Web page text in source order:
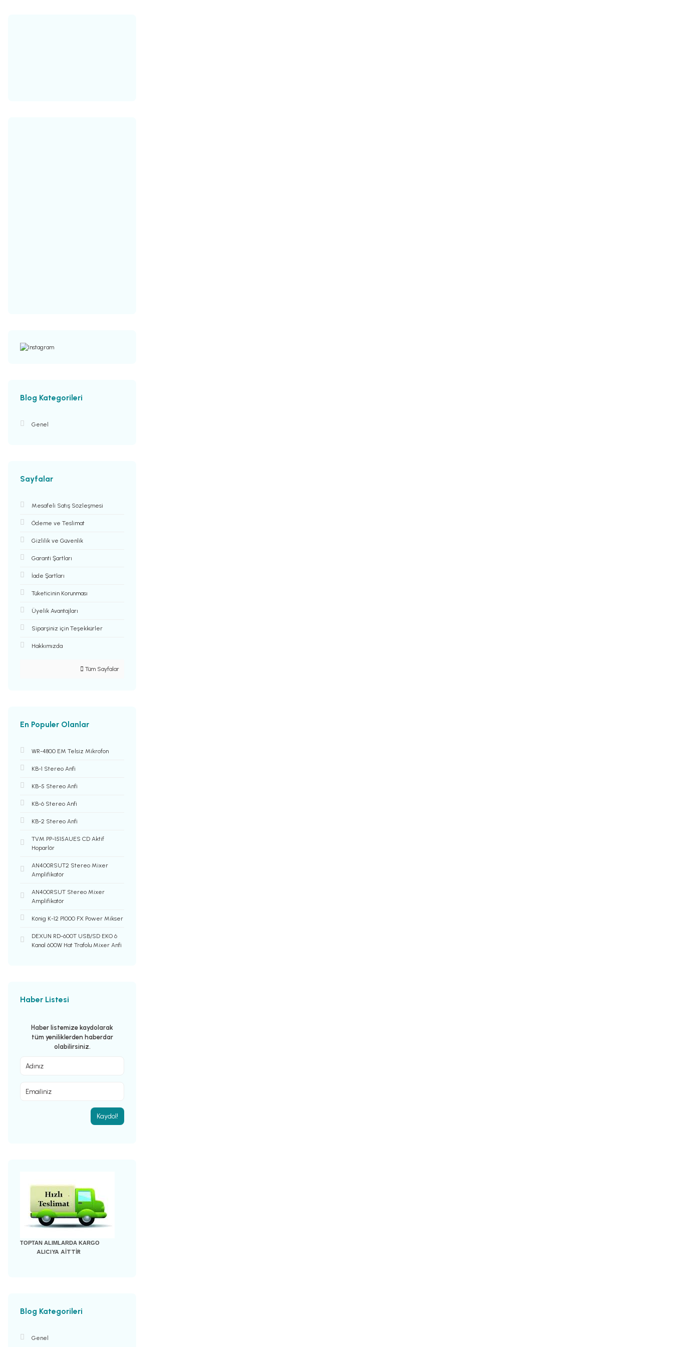
Blog Kategorileri
Genel
Sayfalar
Mesafeli Satış Sözleşmesi
Ödeme ve Teslimat
Gizlilik ve Güvenlik
Garanti Şartları
İade Şartları
Tüketicinin Korunması
Üyelik Avantajları
Siparşiniz için Teşekkürler
Hakkımızda
Tüm Sayfalar
En Populer Olanlar
WR-4800 EM Telsiz Mikrofon
KB-1 Stereo Anfi
KB-5 Stereo Anfi
KB-6 Stereo Anfi
KB-2 Stereo Anfi
TVM PP-1515AUES CD Aktif
Hoparlör
AN400RSUT2 Stereo Mixer
Amplifikatör
AN400RSUT Stereo Mixer
Amplifikatör
König K-12 P1000 FX Power Mikser
DEXUN RD-600T USB/SD EKO 6
Kanal 600W Hat Trafolu Mixer Anfi
Haber Listesi
Haber listemize kaydolarak
tüm yeniliklerden haberdar
olabilirsiniz.
Kaydol!
TOPTAN ALIMLARDA KARGO
ALICIYA AİTTİR
Blog Kategorileri
Genel